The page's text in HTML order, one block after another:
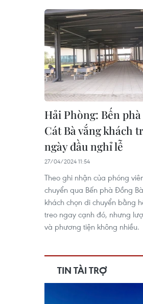
Hải Phòng: Bến
Cát Bà vắng khách
ngày đầu nghỉ lễ
27/04/2024 11:54
Theo ghi nhận của phóng
chuyển qua Bến phà Đồng
khách chọn di chuyển bằng
treo ngay cạnh đó, nhưng
và phương tiện không nhiều.